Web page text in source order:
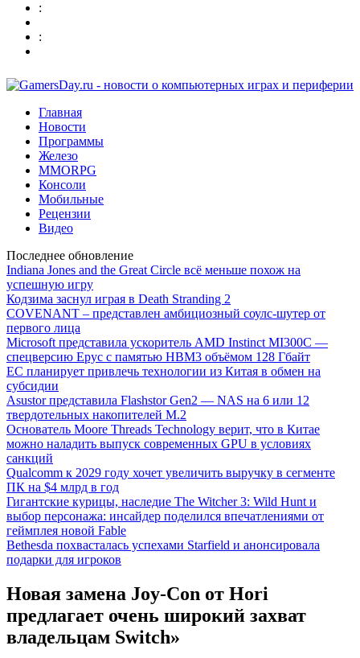
:
:
Главная
Новости
Программы
Железо
MMORPG
Консоли
Мобильные
Рецензии
Видео
Последнее обновление
Indiana Jones and the Great Circle всё меньше похож на
успешную игру
Кодзима заснул играя в Death Stranding 2
COVENANT – представлен амбициозный соулс-шутер от
первого лица
Microsoft представила ускоритель AMD Instinct MI300C —
спецверсию Epyc с памятью HBM3 объёмом 128 Гбайт
ЕС планирует привлечь технологии из Китая в обмен на
субсидии
Asustor представила Flashstor Gen2 — NAS на 6 или 12
твердотельных накопителей M.2
Основатель Moore Threads Technology верит, что в Китае
можно наладить выпуск современных GPU в условиях
санкций
Qualcomm к 2029 году хочет увеличить выручку в сегменте
ПК на $4 млрд в год
Гигантские курицы, наследие The Witcher 3: Wild Hunt и
выбор персонажа: инсайдер поделился впечатлениями от
геймплея новой Fable
Bethesda похвасталась успехами Starfield и анонсировала
подарки для игроков
Новая замена Joy-Con от Hori
предлагает очень широкий захват
владельцам Switch»